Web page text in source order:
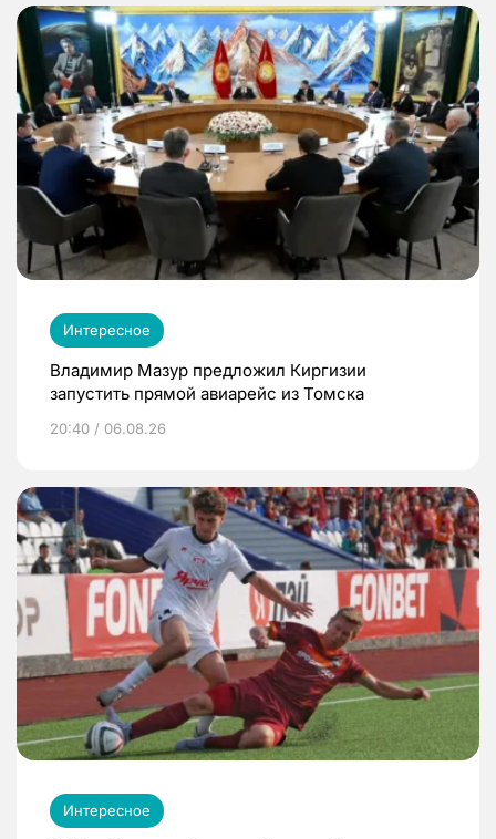
Интересное
Владимир Мазур предложил Киргизии
запустить прямой авиарейс из Томска
20:40 / 06.08.26
Интересное